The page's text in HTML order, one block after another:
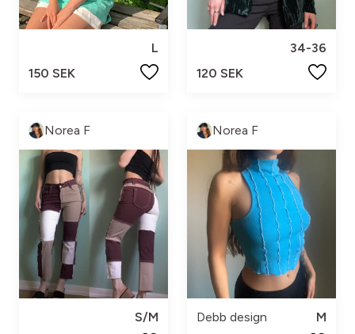
L
150 SEK
34-36
120 SEK
Norea F
S/M
Norea F
Debb design
M